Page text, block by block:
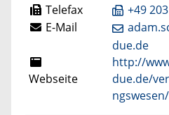
Telefax
+49
E-Mail
due.de
Webseite
http://
due.de/